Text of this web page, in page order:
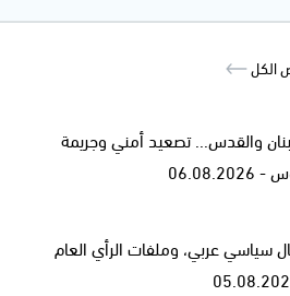
الكل
والقدس... تصعيد أمني وجريمة
سياسي عربي، وملفات الرأي العام